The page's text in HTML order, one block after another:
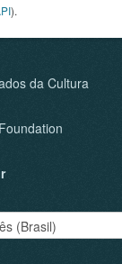
).
da Cultura